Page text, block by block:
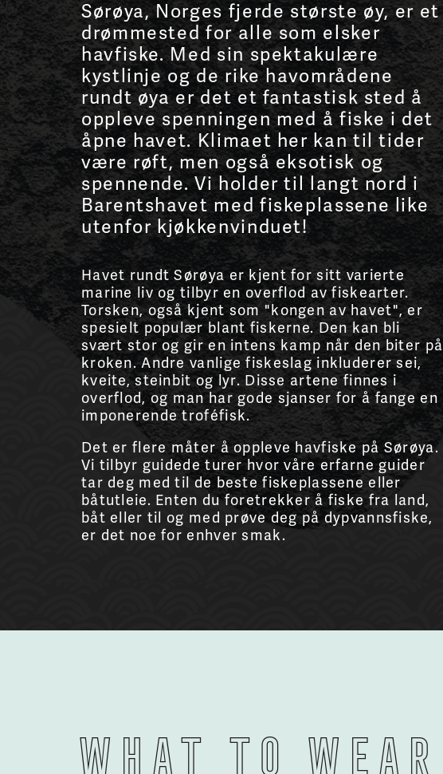
Sørøya, Norges fjerde største øy, er et
drømmested for alle som elsker
havfiske. Med sin spektakulære
kystlinje og de rike havområdene
rundt øya er det et fantastisk sted å
oppleve spenningen med å fiske i det
åpne havet. Klimaet her kan til tider
være røft, men også eksotisk og
spennende. Vi holder til langt nord i
Barentshavet med fiskeplassene like
utenfor kjøkkenvinduet!
Havet rundt Sørøya er kjent for sitt varierte
marine liv og tilbyr en overflod av fiskearter.
Torsken, også kjent som "kongen av havet", er
spesielt populær blant fiskerne. Den kan bli
svært stor og gir en intens kamp når den biter på
kroken. Andre vanlige fiskeslag inkluderer sei,
kveite, steinbit og lyr. Disse artene finnes i
overflod, og man har gode sjanser for å fange en
imponerende troféfisk.
Det er flere måter å oppleve havfiske på Sørøya.
Vi tilbyr guidede turer hvor våre erfarne guider
tar deg med til de beste fiskeplassene eller
båtutleie. Enten du foretrekker å fiske fra land,
båt eller til og med prøve deg på dypvannsfiske,
er det noe for enhver smak.
What to wear